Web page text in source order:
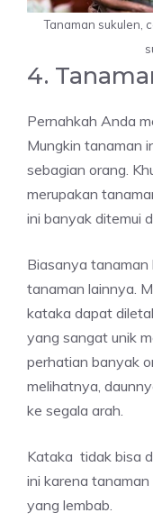
Tanaman sukulen,
4.
Pernahkah Anda
Mungkin tanaman
sebagian orang.
merupakan
ini banyak ditemui
Biasanya
tanaman lainnya.
kataka dapat
yang sangat unik
perhatian banyak
melihatnya,
ke segala arah.
Kataka tidak bisa
ini karena
yang lembab.